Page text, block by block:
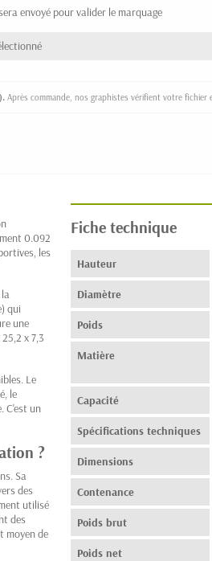
envoyé pour valider le marquage
Après commande, nos graphistes vérifient votre fichier
0.092
les
qui
une
x 7,3
Le
le
C'est un
?
Sa
des
utilisé
des
moyen de
Fiche technique
Hauteur
Diamètre
Poids
Matière
Capacité
Spécifications techniques
Dimensions
Contenance
Poids brut
Poids net